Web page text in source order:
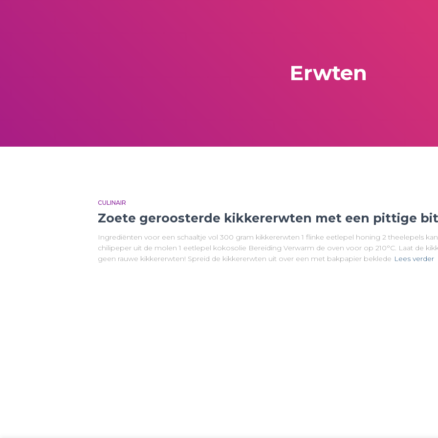
Erwten
CULINAIR
Zoete geroosterde kikkererwten met een pittige
Ingrediënten voor een schaaltje vol 300 gram kikkererwten 1 flinke eetlepel honing 2 theelepels
chilipeper uit de molen 1 eetlepel kokosolie Bereiding Verwarm de oven voor op 210°C. Laat de
geen rauwe kikkererwten! Spreid de kikkererwten uit over een met bakpapier beklede Lees verder